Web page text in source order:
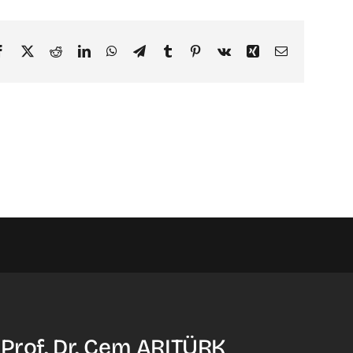
Facebook RedditLinkedInWhatsApp
TelegramTumblr PinterestVk Xing Email